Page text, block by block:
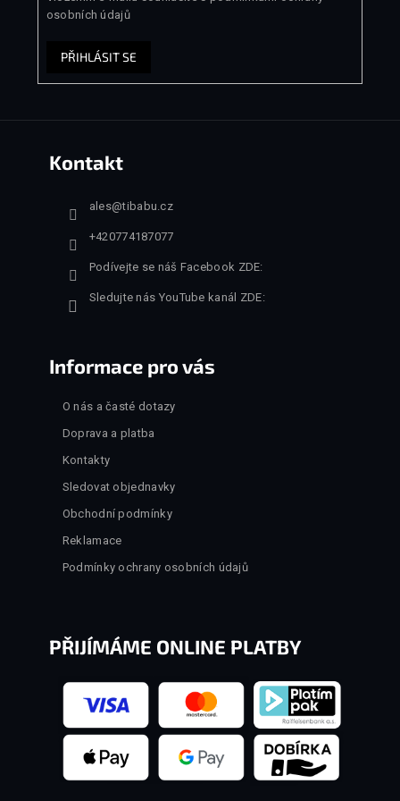
osobních údajů
PŘIHLÁSIT SE
Kontakt
ales@tibabu.cz
+420774187077
Podívejte se náš Facebook ZDE:
Sledujte nás YouTube kanál ZDE:
Informace pro vás
O nás a časté dotazy
Doprava a platba
Kontakty
Sledovat objednavky
Obchodní podmínky
Reklamace
Podmínky ochrany osobních údajů
PŘIJÍMÁME ONLINE PLATBY